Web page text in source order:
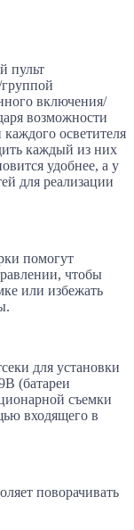
пульт
включения/
возможности
осветителя
каждый из них
удобнее, а у
для реализации
помогут
чтобы
или избежать
для установки
(батареи
съемки
входящего в
поворачивать